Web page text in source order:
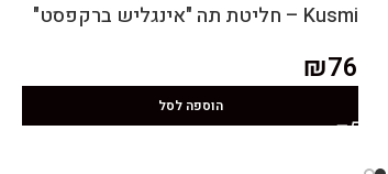
Kusmi – חליטת תה "אינגליש ברקפסט"
₪76
הוספה לסל